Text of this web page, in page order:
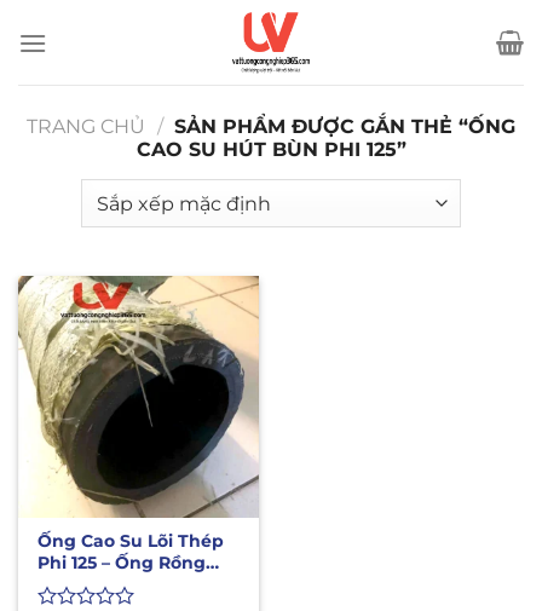
qua
TRANG CHỦ
/ SẢN PHẨM ĐƯỢC GẮN THẺ “ỐNG
CAO SU HÚT BÙN PHI 125”
Ống Cao Su Lõi Thép
Phi 125 – Ống Rồng
Bơm Hút Cát D125mm